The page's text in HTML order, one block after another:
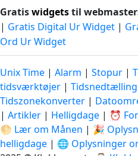
Gratiswidgetstil
| Gratis Digital Ur Widget |
Ord Ur Widget
Unix Time | Alarm | Stopur |
tidsværktøjer |
Tidszonekonverter |
| Artikler | Helligdage | ⏰
🌕 Lær om Månen | 🎉
helligdage | 🌐 Oplysninger